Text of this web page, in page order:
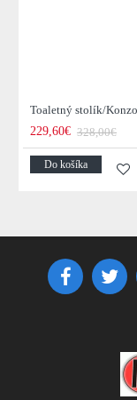
229,60€ 328,00€
Do košíka